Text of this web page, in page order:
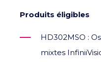
Produits éligibles
HD302MSO :
mixtes